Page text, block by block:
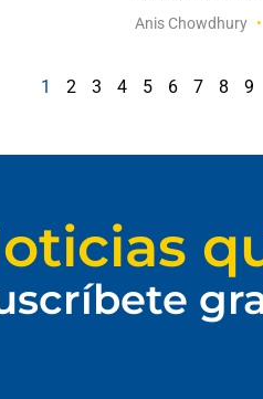
Anis Chowdhury
1 2 3 4 5 6 7 8 9